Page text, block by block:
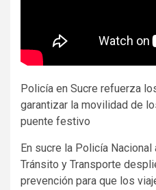
Policía en Sucre refuerza
garantizar la movilidad de
puente festivo
En sucre la Policía
Tránsito y Transporte
prevención para que los